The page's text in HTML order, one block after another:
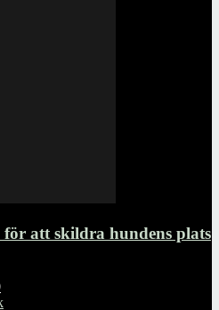
att skildra hundens plats